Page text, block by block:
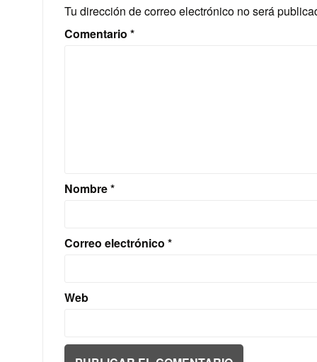
Tu dirección de correo electrónico no será
Comentario *
Nombre*
Correo electrónico *
Web